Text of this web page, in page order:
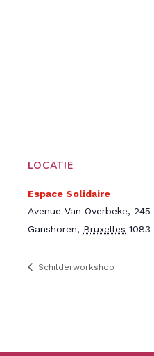
LOCATIE
Espace Solidaire
Avenue Van Overbeke, 245
Ganshoren, Bruxelles 1083
Schilderworkshop